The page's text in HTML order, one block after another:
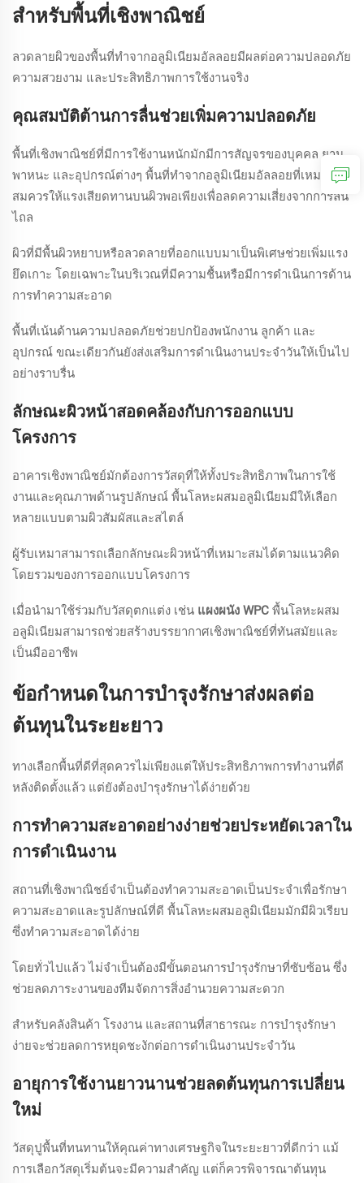
สำหรับพื้นที่เชิงพาณิชย์
ลวดลายผิวของพื้นที่ทำจากอลูมิเนียมอัลลอยมีผลต่อความปลอดภัย
ความสวยงาม และประสิทธิภาพการใช้งานจริง
คุณสมบัติต้านการลื่นช่วยเพิ่มความปลอดภัย
พื้นที่เชิงพาณิชย์ที่มีการใช้งานหนักมักมีการสัญจรของบุคคล ยาน
พาหนะ และอุปกรณ์ต่างๆ พื้นที่ทำจากอลูมิเนียมอัลลอยที่เหมาะ
สมควรให้แรงเสียดทานบนผิวพอเพียงเพื่อลดความเสี่ยงจากการลื่น
ไถล
ผิวที่มีพื้นผิวหยาบหรือลวดลายที่ออกแบบมาเป็นพิเศษช่วยเพิ่มแรง
ยึดเกาะ โดยเฉพาะในบริเวณที่มีความชื้นหรือมีการดำเนินการด้าน
การทำความสะอาด
พื้นที่เน้นด้านความปลอดภัยช่วยปกป้องพนักงาน ลูกค้า และ
อุปกรณ์ ขณะเดียวกันยังส่งเสริมการดำเนินงานประจำวันให้เป็นไป
อย่างราบรื่น
ลักษณะผิวหน้าสอดคล้องกับการออกแบบ
โครงการ
อาคารเชิงพาณิชย์มักต้องการวัสดุที่ให้ทั้งประสิทธิภาพในการใช้
งานและคุณภาพด้านรูปลักษณ์ พื้นโลหะผสมอลูมิเนียมมีให้เลือก
หลายแบบตามผิวสัมผัสและสไตล์
ผู้รับเหมาสามารถเลือกลักษณะผิวหน้าที่เหมาะสมได้ตามแนวคิด
โดยรวมของการออกแบบโครงการ
เมื่อนำมาใช้ร่วมกับวัสดุตกแต่ง เช่น แผงผนัง WPC พื้นโลหะผสม
อลูมิเนียมสามารถช่วยสร้างบรรยากาศเชิงพาณิชย์ที่ทันสมัยและ
เป็นมืออาชีพ
ข้อกำหนดในการบำรุงรักษาส่งผลต่อ
ต้นทุนในระยะยาว
ทางเลือกพื้นที่ดีที่สุดควรไม่เพียงแต่ให้ประสิทธิภาพการทำงานที่ดี
หลังติดตั้งแล้ว แต่ยังต้องบำรุงรักษาได้ง่ายด้วย
การทำความสะอาดอย่างง่ายช่วยประหยัดเวลาใน
การดำเนินงาน
สถานที่เชิงพาณิชย์จำเป็นต้องทำความสะอาดเป็นประจำเพื่อรักษา
ความสะอาดและรูปลักษณ์ที่ดี พื้นโลหะผสมอลูมิเนียมมักมีผิวเรียบ
ซึ่งทำความสะอาดได้ง่าย
โดยทั่วไปแล้ว ไม่จำเป็นต้องมีขั้นตอนการบำรุงรักษาที่ซับซ้อน ซึ่ง
ช่วยลดภาระงานของทีมจัดการสิ่งอำนวยความสะดวก
สำหรับคลังสินค้า โรงงาน และสถานที่สาธารณะ การบำรุงรักษา
ง่ายจะช่วยลดการหยุดชะงักต่อการดำเนินงานประจำวัน
อายุการใช้งานยาวนานช่วยลดต้นทุนการเปลี่ยน
ใหม่
วัสดุปูพื้นที่ทนทานให้คุณค่าทางเศรษฐกิจในระยะยาวที่ดีกว่า แม้
การเลือกวัสดุเริ่มต้นจะมีความสำคัญ แต่ก็ควรพิจารณาต้นทุน